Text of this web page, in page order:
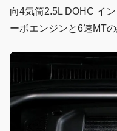
向4気筒2.5L DOHC イ
ーボエンジンと6速MTの